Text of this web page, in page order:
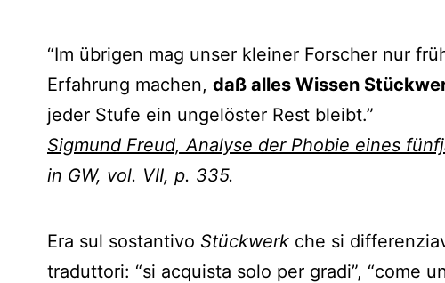
“Im übrigen mag unser kleiner Forscher nur
Erfahrung machen, daß alles Wissen
jeder Stufe ein ungelöster Rest bleibt.”
Sigmund Freud, Analyse der Phobie eines
in GW, vol. VII, p. 335.
Era sul sostantivo Stückwerk che si
traduttori: “si acquista solo per gradi”, “come